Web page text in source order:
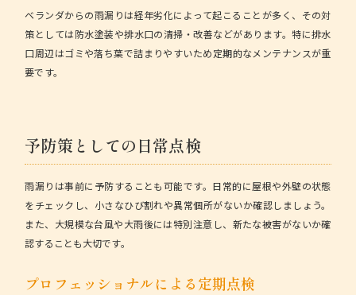
ベランダからの雨漏りは経年劣化によって起こることが多く、その対
策としては防水塗装や排水口の清掃・改善などがあります。特に排水
口周辺はゴミや落ち葉で詰まりやすいため定期的なメンテナンスが重
要です。
予防策としての日常点検
雨漏りは事前に予防することも可能です。日常的に屋根や外壁の状態
をチェックし、小さなひび割れや異常個所がないか確認しましょう。
また、大規模な台風や大雨後には特別注意し、新たな被害がないか確
認することも大切です。
プロフェッショナルによる定期点検